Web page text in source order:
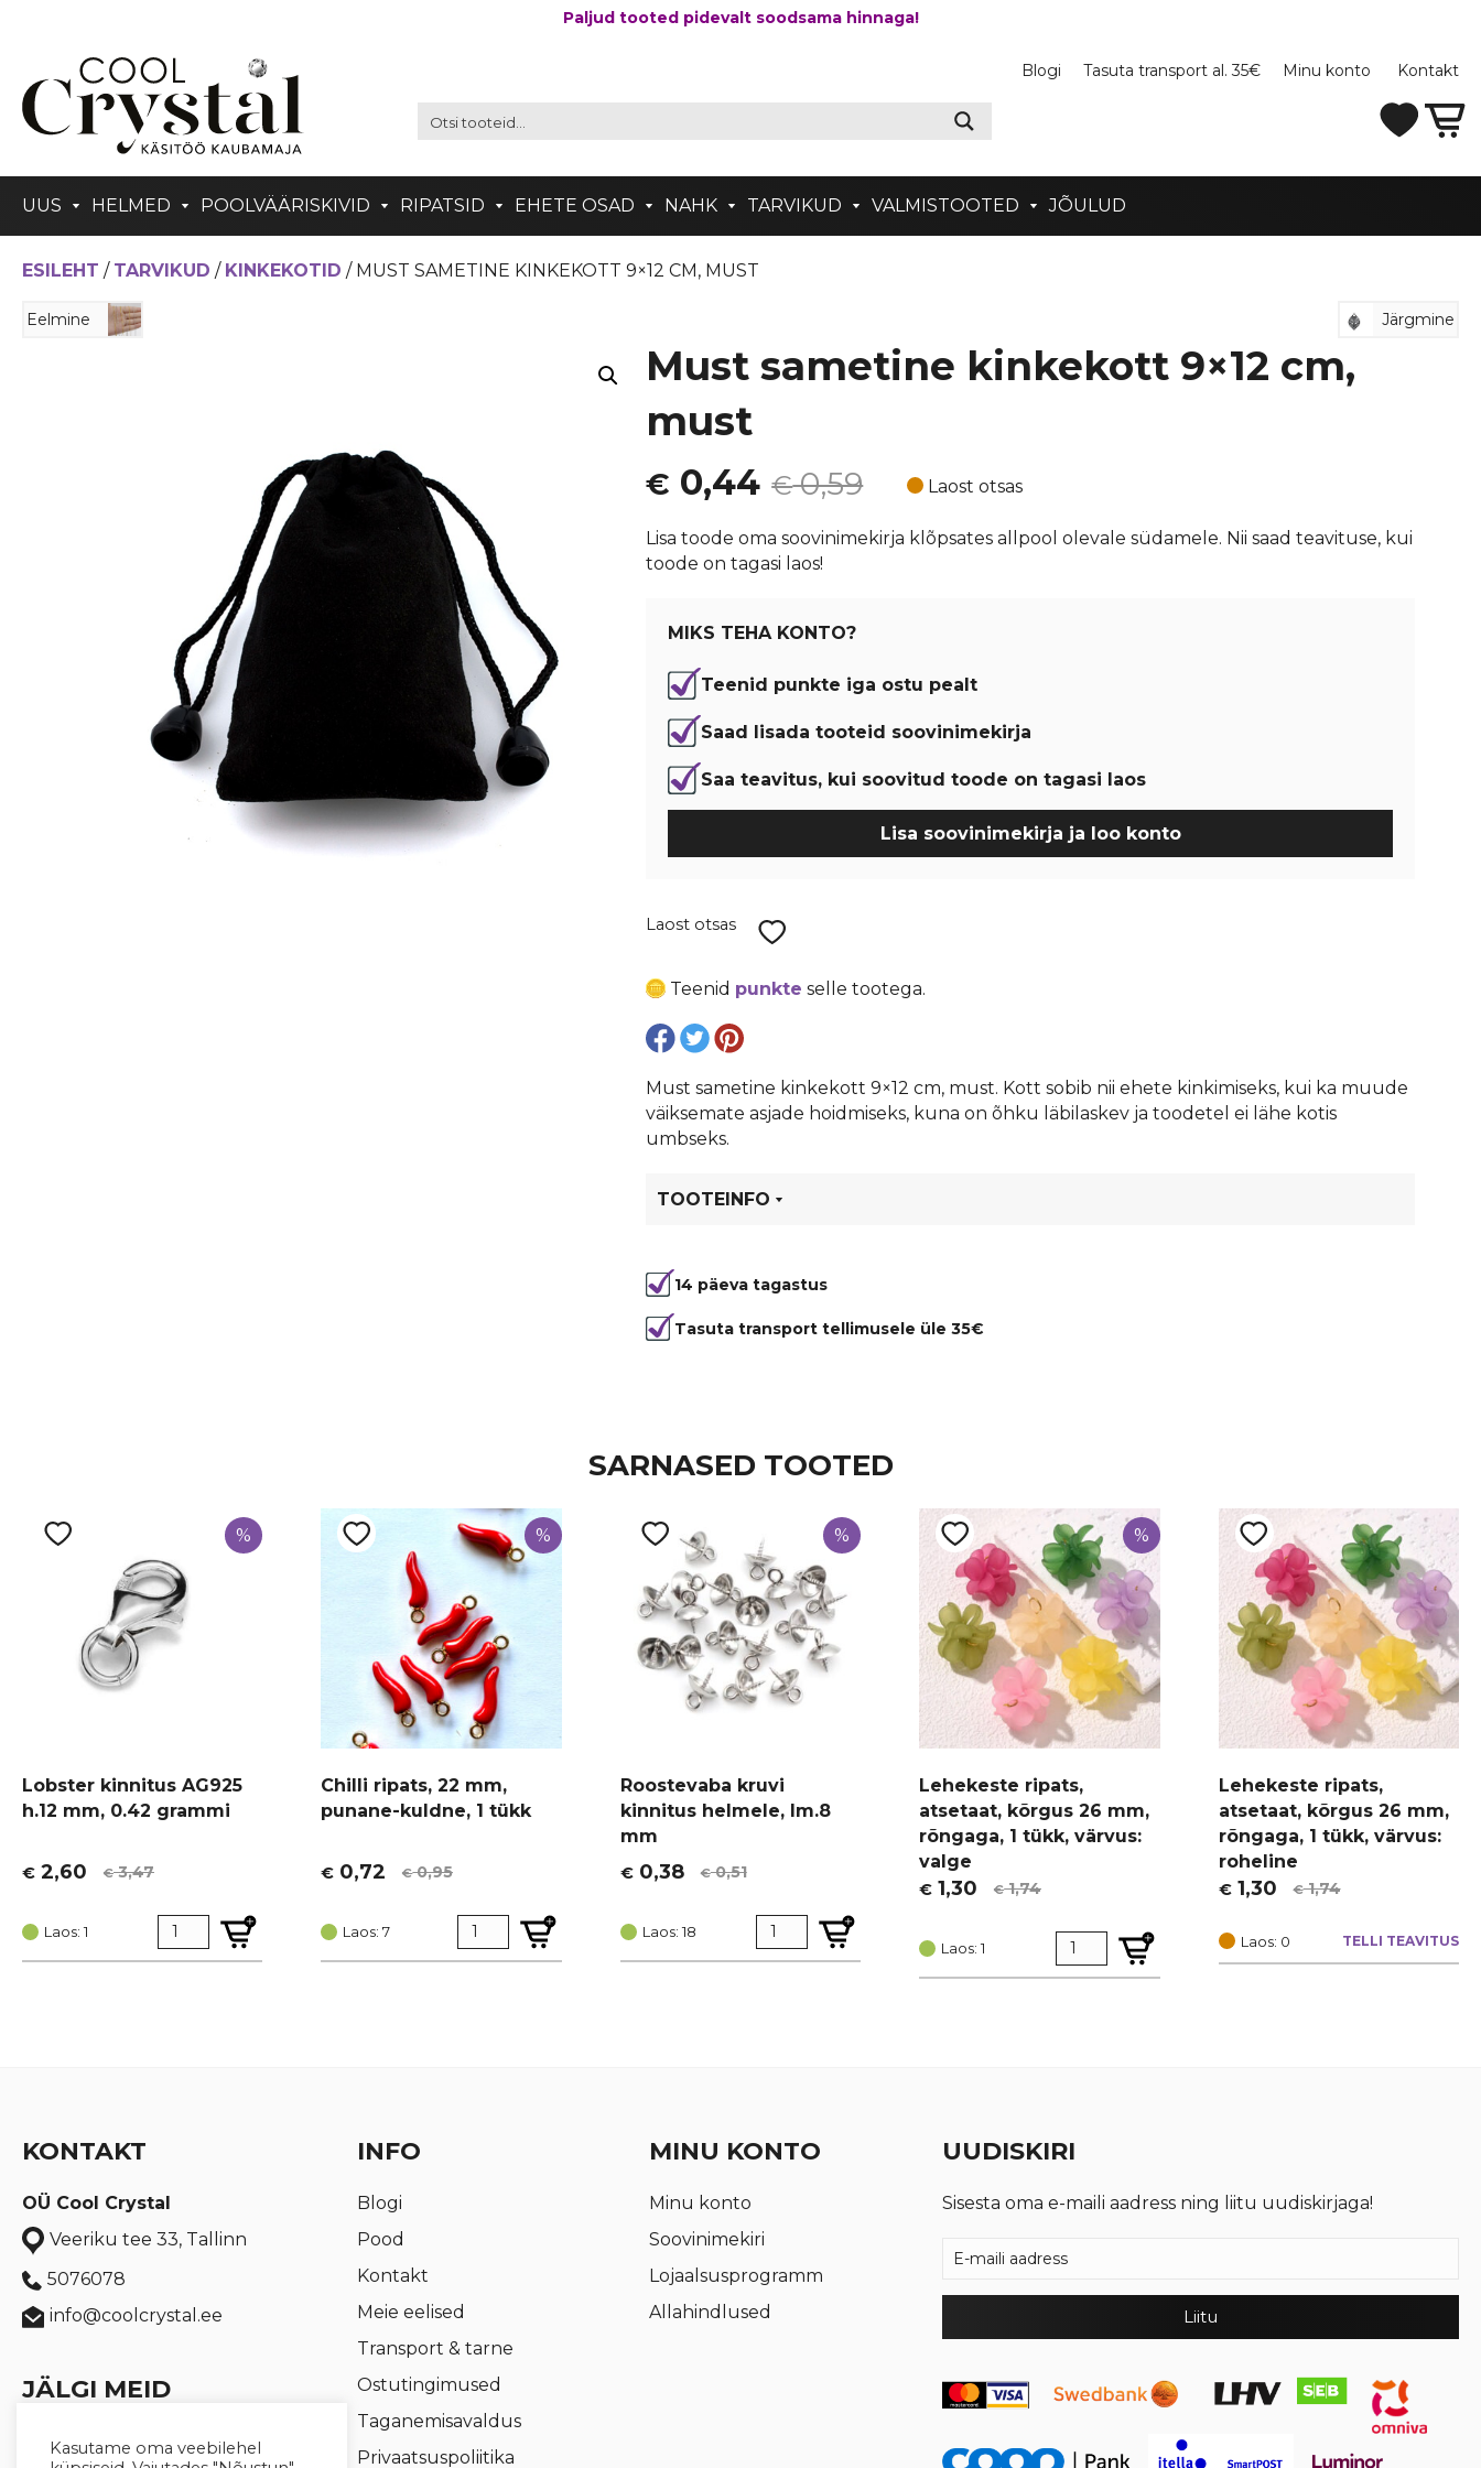
Paljud tooted pidevalt soodsama hinnaga!
Blogi Tasuta transport al. 35€ Minu konto Kontakt
UUS HELMED POOLVÄÄRISKIVID RIPATSID EHETE OSAD NAHK TARVIKUD VALMISTOOTED JÕULUD
ESILEHT / TARVIKUD / KINKEKOTID / MUST SAMETINE KINKEKOTT 9×12 CM, MUST
Eelmine Järgmine
Must sametine kinkekott 9×12 cm,
must
€0,59
Algne
hind
oli:
€ 0,59.
€ 0,44
Current
price
is:
€ 0,44.
Laost otsas
Lisa toode oma soovinimekirja klõpsates allpool olevale südamele. Nii saad teavituse, kui
toode on tagasi laos!
MIKS TEHA KONTO?
Teenid punkte iga ostu pealt
Saad lisada tooteid soovinimekirja
Saa teavitus, kui soovitud toode on tagasi laos
Lisa soovinimekirja ja loo konto
Laost otsas
Teenid punkte selle tootega.
Must sametine kinkekott 9×12 cm, must. Kott sobib nii ehete kinkimiseks, kui ka muude
väiksemate asjade hoidmiseks, kuna on õhku läbilaskev ja toodetel ei lähe kotis
umbseks.
TOOTEINFO
Suurus
Värvus
Must
14 päeva tagastus
Tasuta transport tellimusele üle 35€
SARNASED TOOTED
%
Lobster kinnitus AG925
h.12 mm, 0.42 grammi
€3,47
Algne
oli:
€ 3,47.
€ 2,60
Current
is:
€ 2,60.
Laos: 1
%
Chilli ripats, 22 mm,
punane-kuldne, 1 tükk
€0,95
Algne
oli:
€ 0,95.
€ 0,72
Current
is:
€ 0,72.
Laos: 7
%
Roostevaba kruvi
kinnitus helmele, lm.8
mm
€0,51
Algne
oli:
€ 0,51.
€0,38
Current
is:
€ 0,38.
Laos: 18
%
Lehekeste ripats,
atsetaat, kõrgus 26 mm,
rõngaga, 1 tükk, värvus:
valge
€1,74
Algne
oli:
€ 1,74.
€ 1,30
Current
is:
€ 1,30.
Laos: 1
Lehekeste ripats,
atsetaat, kõrgus 26 mm,
rõngaga, 1 tükk, värvus:
roheline
€1,74
Algne
oli:
€1,30
Current
is: Laos: 0 TELLI TEAVITUS
KONTAKT
OÜ Cool Crystal
Veeriku tee 33, Tallinn
5076078
info@coolcrystal.ee
JÄLGI MEID
Coolcrystal.ee
INFO
Blogi
Pood
Kontakt
Meie eelised
Transport & tarne
Ostutingimused
Taganemisavaldus
Privaatsuspoliitika
MINU KONTO
Minu konto
Soovinimekiri
Lojaalsusprogramm
Allahindlused
UUDISKIRI
Sisesta oma e-maili aadress ning liitu uudiskirjaga!
Kasutame oma veebilehel